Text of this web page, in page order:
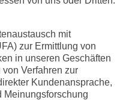
mit
zur Ermittlung von
in unseren Geschäften
Verfahren zur
Kundenansprache,
Meinungsforschung